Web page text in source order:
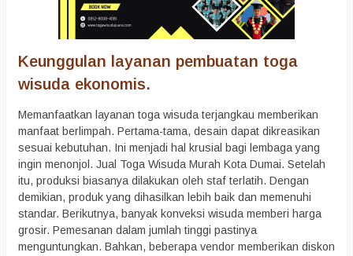
Keunggulan layanan pembuatan toga
wisuda ekonomis.
Memanfaatkan layanan toga wisuda terjangkau memberikan
manfaat berlimpah. Pertama-tama, desain dapat dikreasikan
sesuai kebutuhan. Ini menjadi hal krusial bagi lembaga yang
ingin menonjol. Jual Toga Wisuda Murah Kota Dumai. Setelah
itu, produksi biasanya dilakukan oleh staf terlatih. Dengan
demikian, produk yang dihasilkan lebih baik dan memenuhi
standar. Berikutnya, banyak konveksi wisuda memberi harga
grosir. Pemesanan dalam jumlah tinggi pastinya
menguntungkan. Bahkan, beberapa vendor memberikan diskon